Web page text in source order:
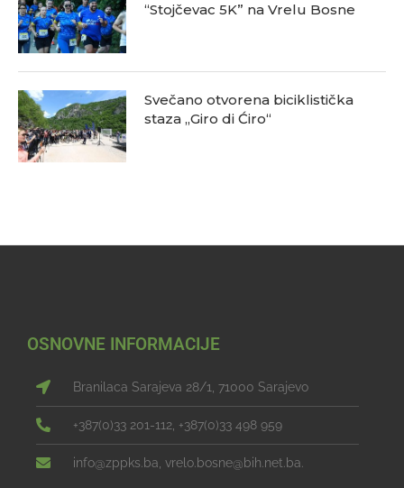
“Stojčevac 5K” na Vrelu Bosne
Svečano otvorena biciklistička
staza „Giro di Ćiro“
OSNOVNE INFORMACIJE
Branilaca Sarajeva 28/1, 71000 Sarajevo
+387(0)33 201-112, +387(0)33 498 959
info@zppks.ba, vrelo.bosne@bih.net.ba.